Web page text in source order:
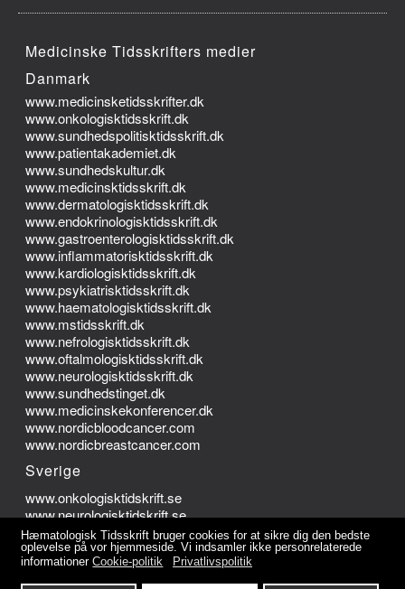
Hæmatologisk Tidsskrift bruger cookies for at sikre dig den bedste
oplevelse på vor hjemmeside. Vi indsamler ikke personrelaterede
informationer Cookie-politik Privatlivspolitik
Medicinske Tidsskrifters medier
Danmark
www.medicinsketidsskrifter.dk
www.onkologisktidsskrift.dk
www.sundhedspolitisktidsskrift.dk
www.patientakademiet.dk
www.sundhedskultur.dk
www.medicinsktidsskrift.dk
www.dermatologisktidsskrift.dk
www.endokrinologisktidsskrift.dk
www.gastroenterologisktidsskrift.dk
www.inflammatorisktidsskrift.dk
www.kardiologisktidsskrift.dk
www.psykiatrisktidsskrift.dk
www.haematologisktidsskrift.dk
www.mstidsskrift.dk
www.nefrologisktidsskrift.dk
www.oftalmologisktidsskrift.dk
www.neurologisktidsskrift.dk
www.sundhedstinget.dk
www.medicinskekonferencer.dk
www.nordicbloodcancer.com
www.nordicbreastcancer.com
Sverige
www.onkologisktidskrift.se
www.neurologisktidskrift.se
Norge
www.onkologisktidsskrift.no
www.nevrologisktidsskrift.no